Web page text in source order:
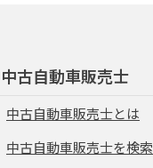
中古自動車販売士
中古自動車販売士とは
中古自動車販売士を検索